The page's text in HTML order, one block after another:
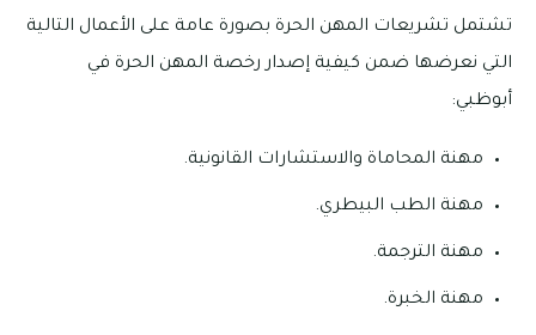
تشتمل تشريعات المهن الحرة بصورة عامة على الأعمال التالية
التي نعرضها ضمن كيفية إصدار رخصة المهن الحرة في
أبوظبي:
مهنة المحاماة والاستشارات القانونية.
مهنة الطب البيطري.
مهنة الترجمة.
مهنة الخبرة.